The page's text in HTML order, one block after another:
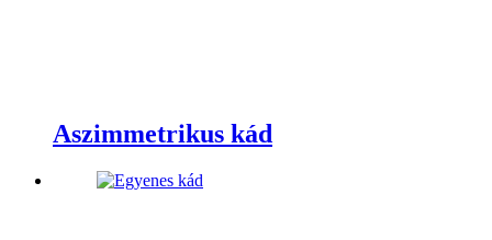
Aszimmetrikus kád